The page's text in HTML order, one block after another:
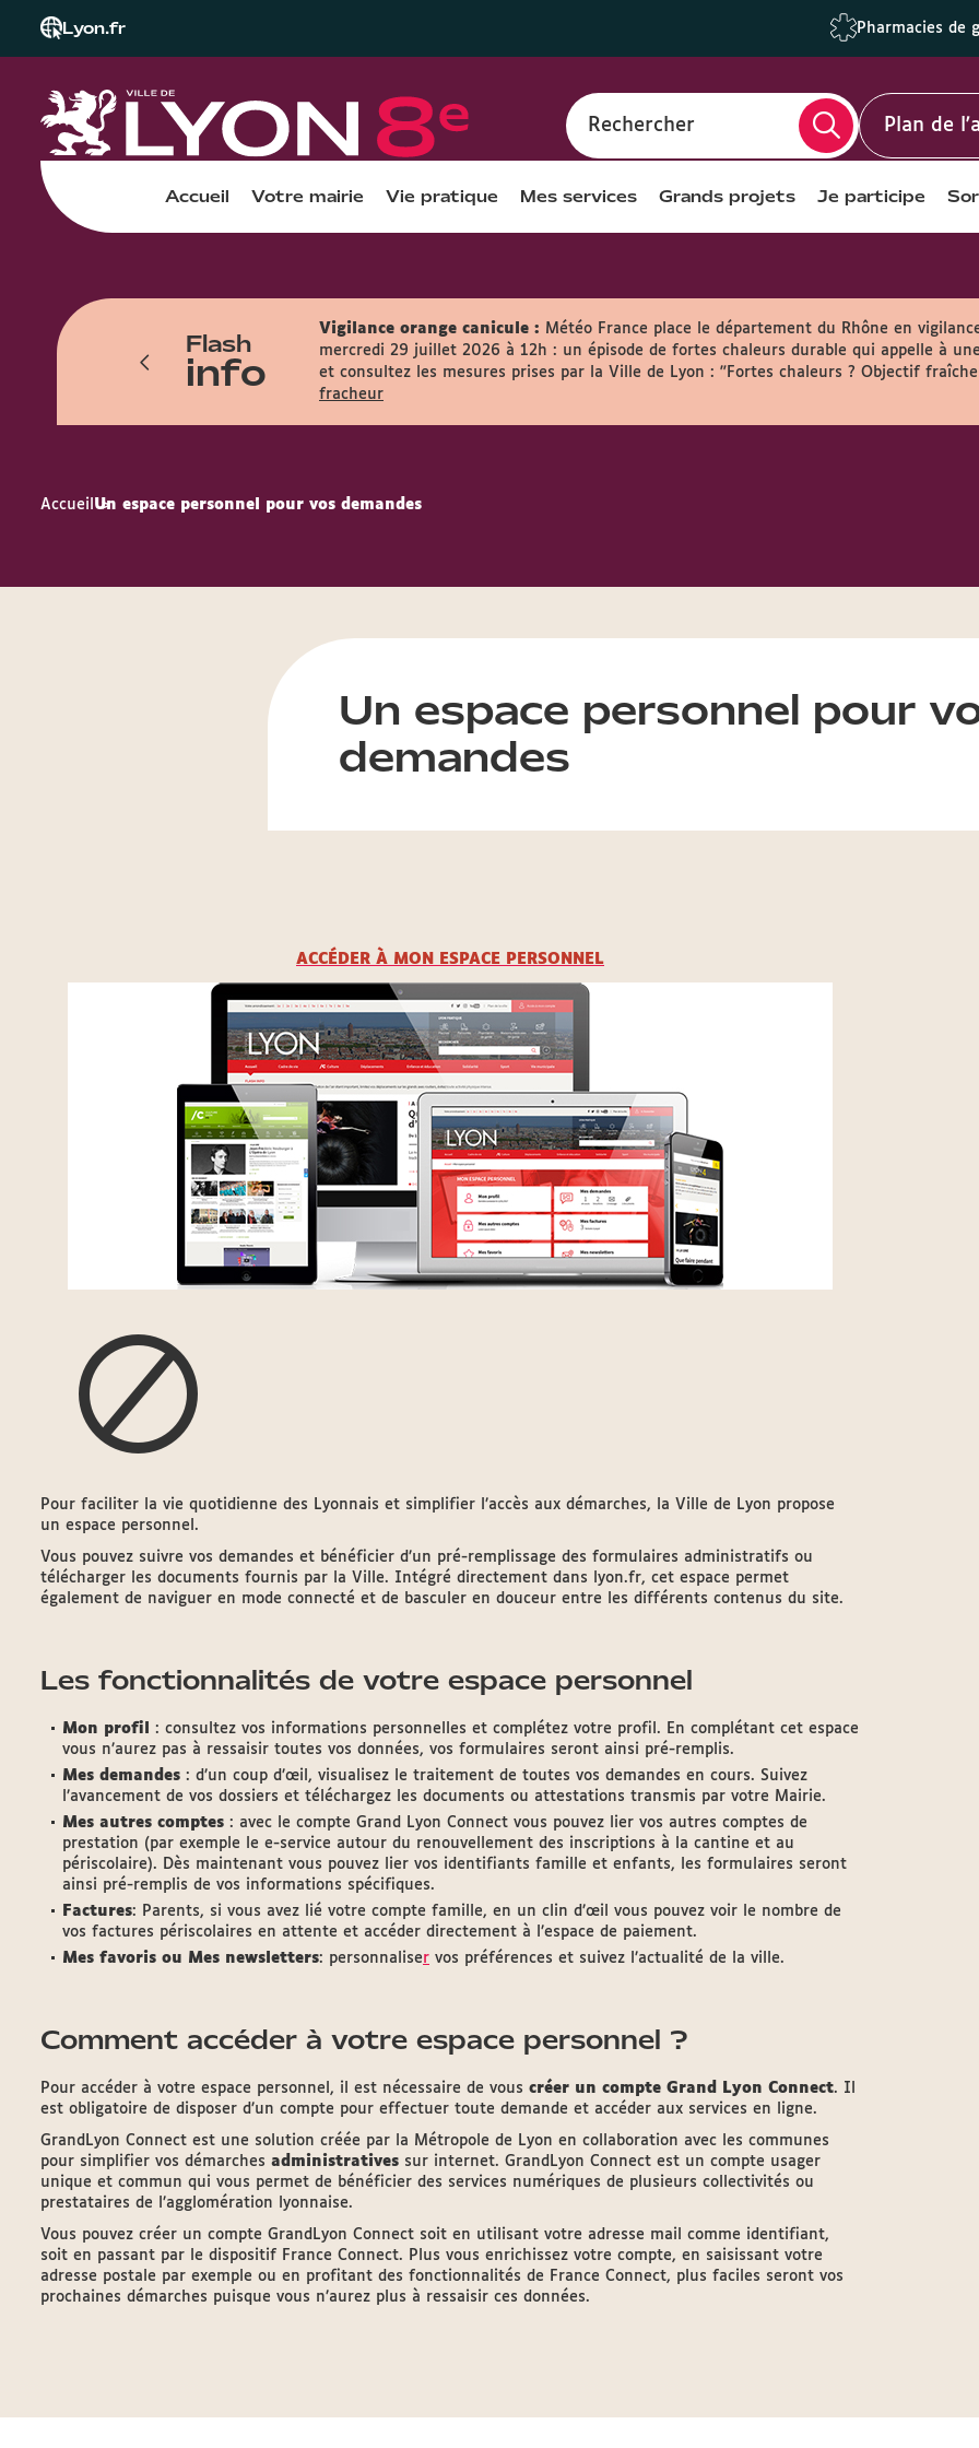
Lyon.fr Pharmacies de
Rechercher Plan de
Accueil Votre mairie Vie pratique Mes services Grands projets Je participe
Flash
info
et accueille le public entre 7h45 et
Vigilance orange canicule : Météo France place le département du Rhône en
mercredi 29 juillet 2026 à 12h : un épisode de fortes chaleurs durable qui appelle à
et consultez les mesures prises par la Ville de Lyon : "Fortes chaleurs ? Objectif
fracheur
Accueil Un espace personnel pour vos demandes
Un espace personnel pour
demandes
ACCÉDER À MON ESPACE PERSONNEL
Pour faciliter la vie quotidienne des Lyonnais et simplifier l’accès aux démarches, la Ville de Lyon propose
un espace personnel.
Vous pouvez suivre vos demandes et bénéficier d’un pré-remplissage des formulaires administratifs ou
télécharger les documents fournis par la Ville. Intégré directement dans lyon.fr, cet espace permet
également de naviguer en mode connecté et de basculer en douceur entre les différents contenus du site.
Les fonctionnalités de votre espace personnel
Mon profil
: consultez vos informations personnelles et complétez votre profil. En complétant cet espace
vous n’aurez pas à ressaisir toutes vos données, vos formulaires seront ainsi pré-remplis.
Mes demandes : d’un coup d’œil, visualisez le traitement de toutes vos demandes en cours. Suivez
l’avancement de vos dossiers et téléchargez les documents ou attestations transmis par votre Mairie.
Mes autres comptes : avec le compte Grand Lyon Connect vous pouvez lier vos autres comptes de
prestation (par exemple le e-service autour du renouvellement des inscriptions à la cantine et au
périscolaire). Dès maintenant vous pouvez lier vos identifiants famille et enfants, les formulaires seront
ainsi pré-remplis de vos informations spécifiques.
Factures: Parents, si vous avez lié votre compte famille, en un clin d’œil vous pouvez voir le nombre de
vos factures périscolaires en attente et accéder directement à l’espace de paiement.
Mes favoris ou Mes newsletters: personnaliser vos préférences et suivez l’actualité de la ville.
Comment accéder à votre espace personnel ?
Pour accéder à votre espace personnel, il est nécessaire de vous créer un compte Grand Lyon Connect. Il
est obligatoire de disposer d’un compte pour effectuer toute demande et accéder aux services en ligne.
GrandLyon Connect est une solution créée par la Métropole de Lyon en collaboration avec les communes
pour simplifier vos démarches administratives sur internet. GrandLyon Connect est un compte usager
unique et commun qui vous permet de bénéficier des services numériques de plusieurs collectivités ou
prestataires de l’agglomération lyonnaise.
Vous pouvez créer un compte GrandLyon Connect soit en utilisant votre adresse mail comme identifiant,
soit en passant par le dispositif France Connect. Plus vous enrichissez votre compte, en saisissant votre
adresse postale par exemple ou en profitant des fonctionnalités de France Connect, plus faciles seront vos
prochaines démarches puisque vous n’aurez plus à ressaisir ces données.